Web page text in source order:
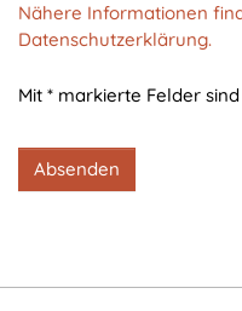
Nähere Informationen
Datenschutzerklärung.
Mit * markierte Felder
Absenden
Zweck:
Dieser Cookie
1 Jahr